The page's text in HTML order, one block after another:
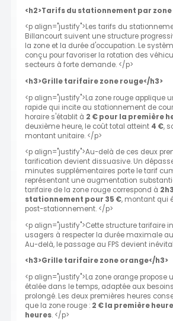
<h2>Tarifs du stationnement par zone
<p align="justify">Les tarifs du
Billancourt suivent une structure
la zone et la durée d'occupation. Le
conçu pour favoriser la rotation des
secteurs à forte demande. </p>
<h3>Grille tarifaire zone rouge</h3>
<p align="justify">La zone rouge applique
rapide qui incite au stationnement de
horaire s'établit à 2 € pour la première
deuxième heure, le coût total atteint 4 €,
montant unitaire. </p>
<p align="justify">Au-delà de ces deux
tarification devient dissuasive. Un
minutes supplémentaires porte le tarif
représentant une augmentation
tarifaire de la zone rouge correspond à
stationnement pour 35 €, montant qui
post-stationnement. </p>
<p align="justify">Cette structure tarifaire
usagers à respecter la durée maximale
Au-delà, le passage au FPS devient
<h3>Grille tarifaire zone orange</h3>
<p align="justify">La zone orange propose
étalée dans le temps, adaptée aux
prolongé. Les deux premières heures
que la zone rouge : 2 € la première
heures. </p>